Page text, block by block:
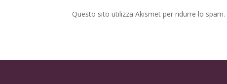
Questo sito utilizza Akismet per ridurre lo spam.